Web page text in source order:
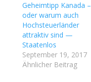
e
i
l
e
n
(
W
i
r
d
i
e
i
l
e
(
i
r
d
i
Geheimtipp Kanada –
oder warum auch
Hochsteuerländer
attraktiv sind —
Staatenlos
September 19, 2017
Ähnlicher Beitrag